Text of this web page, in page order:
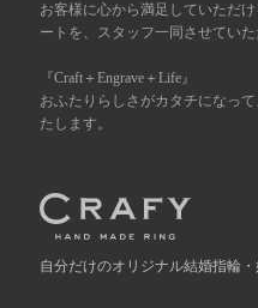
お客様に心から満足していただ
ートを、スタッフ一同させていた
『Craft＋Engrave＋Life』
おふたりらしさがカタチになっ
たします。
自分だけのオリジナル結婚指輪